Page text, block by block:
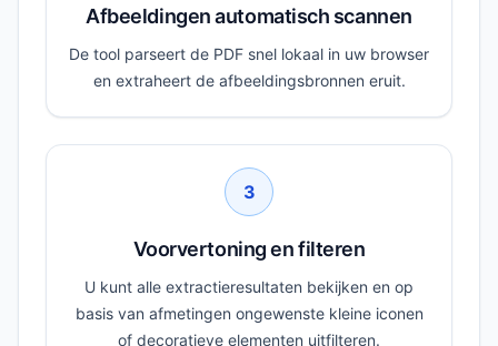
Afbeeldingen automatisch scannen
De tool parseert de PDF snel lokaal in uw browser
en extraheert de afbeeldingsbronnen eruit.
3
Voorvertoning en filteren
U kunt alle extractieresultaten bekijken en op
basis van afmetingen ongewenste kleine iconen
of decoratieve elementen uitfilteren.